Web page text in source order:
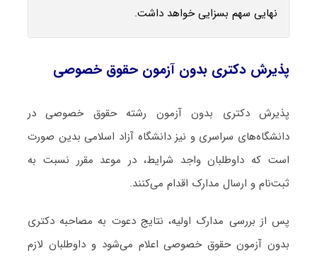
نهایی سهم بسزایی خواهد داشت.
پذیرش دکتری بدون آزمون حقوق خصوصی
پذیرش دکتری بدون آزمون رشته حقوق خصوصی در
دانشگاه‌های سراسری و نیز دانشگاه آزاد اسلامی بدین صورت
است که داوطلبان واجد شرایط، در موعد مقرر نسبت به
ثبت‌نام و ارسال مدارک اقدام می‌کنند.
پس از بررسی مدارک اولیه، نتایج دعوت به مصاحبه دکتری
بدون آزمون حقوق خصوصی اعلام می‌شود و داوطلبان لازم